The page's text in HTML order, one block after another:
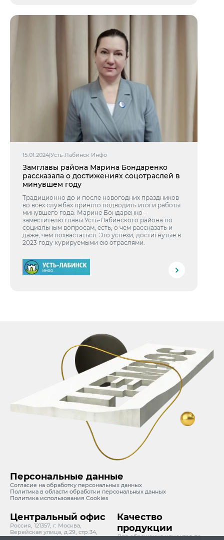
15.01.2024|Усть-Лабинск Инфо
Замглавы района Марина Бондаренко
рассказала о достижениях соцотраслей в
минувшем году
Традиционно до и после новогодних праздников
во всех службах принято подводить итоги работы
минувшего года. Марине Бондаренко –
заместителю главы Усть-Лабинского района по
социальным вопросам, есть, о чем рассказать и
даже, чем похвастаться. Это успехи, достигнутые в
2023 году курируемыми ею отраслями.
Персональные данные
Согласие на обработку персональных данных
Политика в области обработки персональных данных
Политика использования Cookies
Центральный офис
Россия, 121357, г. Москва,
Верейская улица, д.29, стр.34,
Качество
продукции
Для обращения клиентов по